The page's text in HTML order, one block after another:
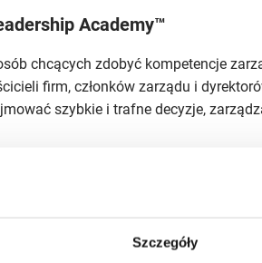
Szczegóły
Academy™
chcących zdobyć kompetencje
firm, członków zarządu i
szybkie i trafne decyzje,